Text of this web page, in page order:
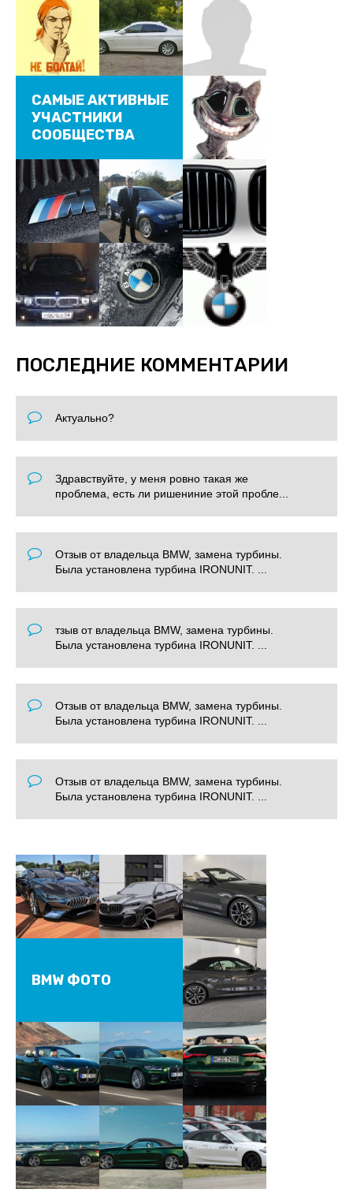
САМЫЕ АКТИВНЫЕ
УЧАСТНИКИ
СООБЩЕСТВА
ПОСЛЕДНИЕ КОММЕНТАРИИ
Актуально?
Здравствуйте, у меня ровно такая же
проблема, есть ли ришениние этой пробле...
Отзыв от владельца BMW, замена турбины.
Была установлена турбина IRONUNIT. ...
тзыв от владельца BMW, замена турбины.
Была установлена турбина IRONUNIT. ...
Отзыв от владельца BMW, замена турбины.
Была установлена турбина IRONUNIT. ...
Отзыв от владельца BMW, замена турбины.
Была установлена турбина IRONUNIT. ...
BMW ФОТО